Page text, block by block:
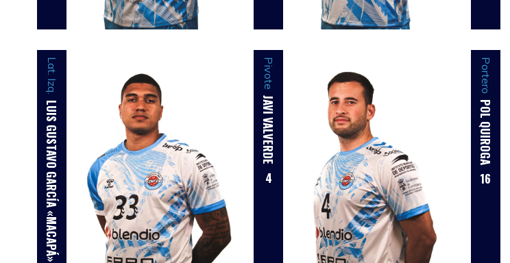
Lat. Izq.
LUIS GUSTAVO GARCÍA «MACAPÁ»
Pivote
JAVI VALVERDE
4
Portero
POL QUIROGA
16